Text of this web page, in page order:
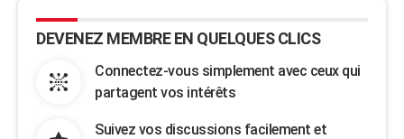
DEVENEZ MEMBRE EN QUELQUES CLICS
Connectez-vous simplement avec ceux qui
partagent vos intérêts
Suivez vos discussions facilement et